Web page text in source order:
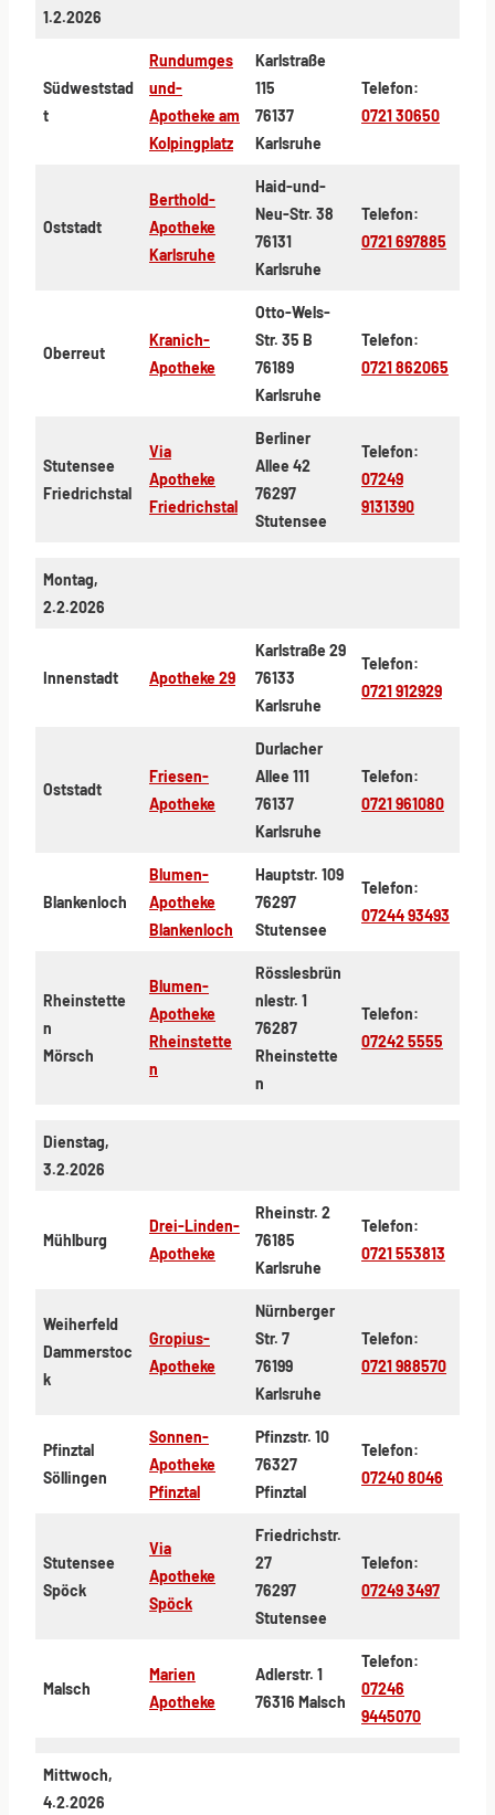
1.2.2026
Südweststad
t
Rundumges
und-
Apotheke am
Kolpingplatz
Karlstraße
115
76137
Karlsruhe
Telefon:
0721 30650
Oststadt
Berthold-
Apotheke
Karlsruhe
Haid-und-
Neu-Str. 38
76131
Karlsruhe
Telefon:
0721 697885
Oberreut
Kranich-
Apotheke
Otto-Wels-
Str. 35 B
76189
Karlsruhe
Telefon:
0721 862065
Stutensee
Friedrichstal
Via
Apotheke
Friedrichstal
Berliner
Allee 42
76297
Stutensee
Telefon:
07249
9131390
Montag,
2.2.2026
Innenstadt Apotheke 29
Karlstraße 29
76133
Karlsruhe
Telefon:
0721 912929
Oststadt
Friesen-
Apotheke
Durlacher
Allee 111
76137
Karlsruhe
Telefon:
0721 961080
Blankenloch
Blumen-
Apotheke
Blankenloch
Hauptstr. 109
76297
Stutensee
Telefon:
07244 93493
Rheinstette
n
Mörsch
Blumen-
Apotheke
Rheinstette
n
Rösslesbrün
nlestr. 1
76287
Rheinstette
n
Telefon:
07242 5555
Dienstag,
3.2.2026
Mühlburg
Drei-Linden-
Apotheke
Rheinstr. 2
76185
Karlsruhe
Telefon:
0721 553813
Weiherfeld
Dammerstoc
k
Gropius-
Apotheke
Nürnberger
Str. 7
76199
Karlsruhe
Telefon:
0721 988570
Pfinztal
Söllingen
Sonnen-
Apotheke
Pfinztal
Pfinzstr. 10
76327
Pfinztal
Telefon:
07240 8046
Stutensee
Spöck
Via
Apotheke
Spöck
Friedrichstr.
27
76297
Stutensee
Telefon:
07249 3497
Malsch
Marien
Apotheke
Adlerstr. 1
76316 Malsch
Telefon:
07246
9445070
Mittwoch,
4.2.2026